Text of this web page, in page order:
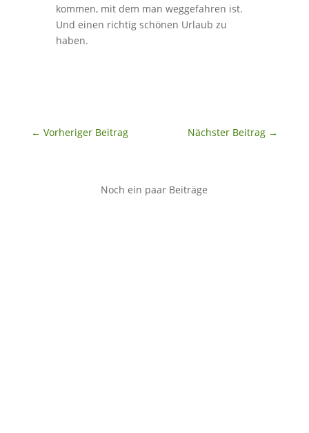
kommen, mit dem man weggefahren ist.
Und einen richtig schönen Urlaub zu
haben.
← Vorheriger Beitrag Nächster Beitrag →
Noch ein paar Beiträge